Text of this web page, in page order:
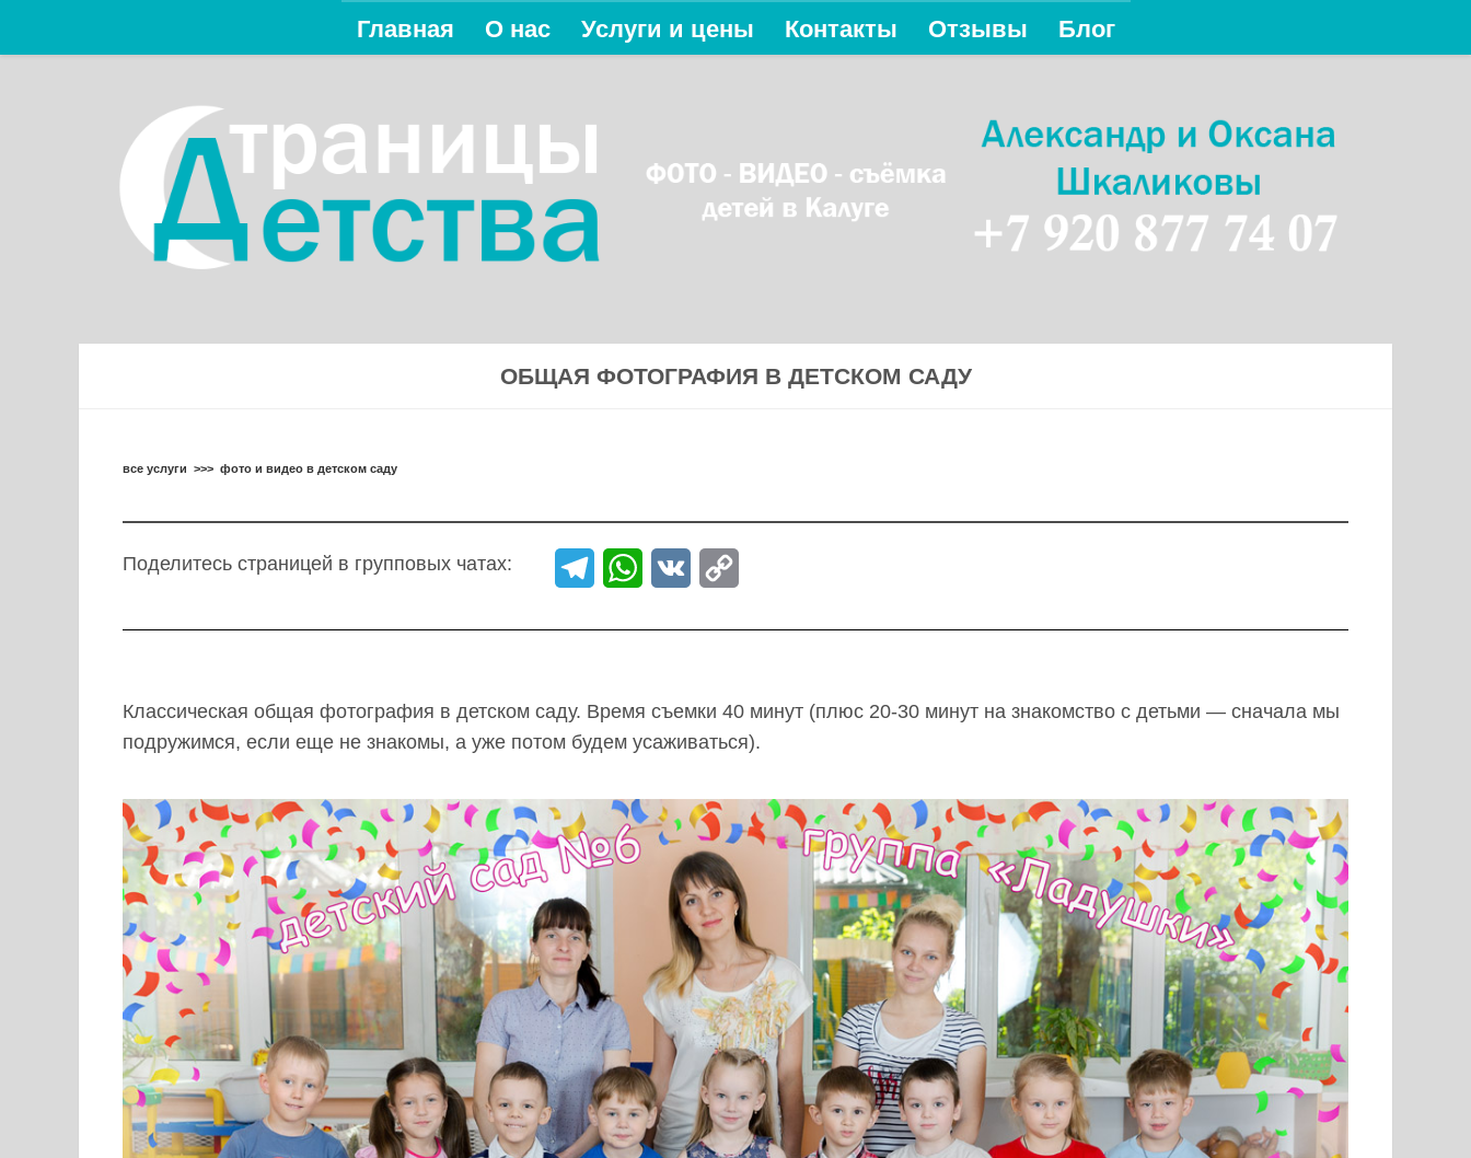
Главная О нас Услуги и цены Контакты Отзывы Блог
ОБЩАЯ ФОТОГРАФИЯ В ДЕТСКОМ САДУ
все услуги >>> фото и видео в детском саду
Поделитесь страницей в групповых чатах: TelegramWhatsApp
VK
Классическая общая фотография в детском саду. Время съемки 40 минут (плюс 20-30 минут на знакомство с детьми — сначала мы
подружимся, если еще не знакомы, а уже потом будем усаживаться).